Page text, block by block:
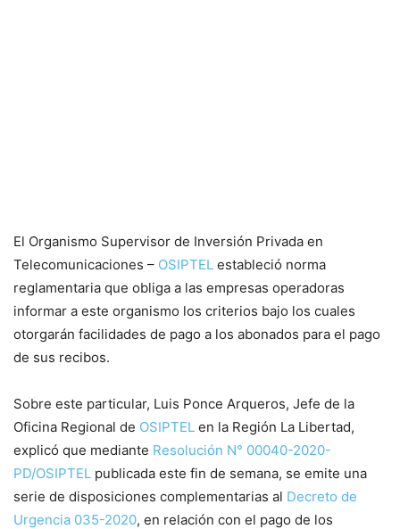
El Organismo Supervisor de Inversión Privada en
Telecomunicaciones – OSIPTEL estableció norma
reglamentaria que obliga a las empresas operadoras
informar a este organismo los criterios bajo los cuales
otorgarán facilidades de pago a los abonados para el pago
de sus recibos.
Sobre este particular, Luis Ponce Arqueros, Jefe de la
Oficina Regional de OSIPTEL en la Región La Libertad,
explicó que mediante Resolución N° 00040-2020-
PD/OSIPTEL publicada este fin de semana, se emite una
serie de disposiciones complementarias al Decreto de
Urgencia 035-2020, en relación con el pago de los